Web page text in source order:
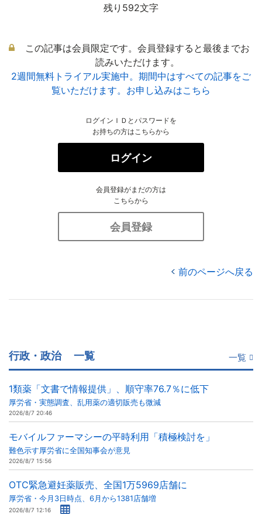
残り592文字
この記事は会員限定です。会員登録すると最後までお
読みいただけます。
2週間無料トライアル実施中。期間中はすべての記事をご
覧いただけます。お申し込みはこちら
ログインＩＤとパスワードを
お持ちの方はこちらから
ログイン
会員登録がまだの方は
こちらから
会員登録
前のページへ戻る
行政・政治 一覧 一覧
1類薬「文書で情報提供」、順守率76.7％に低下
厚労省・実態調査、乱用薬の適切販売も微減
2026/8/7 20:46
モバイルファーマシーの平時利用「積極検討を」
難色示す厚労省に全国知事会が意見
2026/8/7 15:56
OTC緊急避妊薬販売、全国1万5969店舗に
厚労省・今月3日時点、6月から1381店舗増
2026/8/7 12:16